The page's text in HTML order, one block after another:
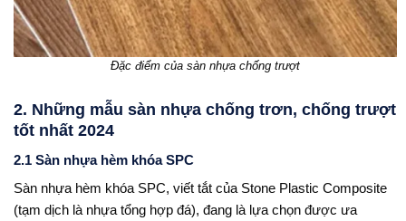
Đặc điểm của sàn nhựa chống trượt
2. Những mẫu sàn nhựa chống trơn, chống trượt
tốt nhất 2024
2.1 Sàn nhựa hèm khóa SPC
Sàn nhựa hèm khóa SPC, viết tắt của Stone Plastic Composite
(tạm dịch là nhựa tổng hợp đá), đang là lựa chọn được ưa